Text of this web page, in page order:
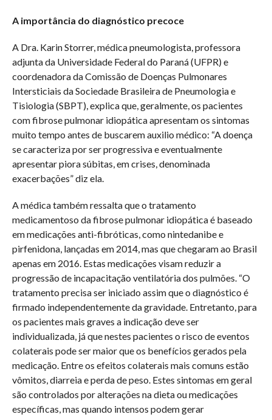
A importância do diagnóstico precoce
A Dra. Karin Storrer, médica pneumologista, professora
adjunta da Universidade Federal do Paraná (UFPR) e
coordenadora da Comissão de Doenças Pulmonares
Intersticiais da Sociedade Brasileira de Pneumologia e
Tisiologia (SBPT), explica que, geralmente, os pacientes
com fibrose pulmonar idiopática apresentam os sintomas
muito tempo antes de buscarem auxilio médico: “A doença
se caracteriza por ser progressiva e eventualmente
apresentar piora súbitas, em crises, denominada
exacerbações” diz ela.
A médica também ressalta que o tratamento
medicamentoso da fibrose pulmonar idiopática é baseado
em medicações anti-fibróticas, como nintedanibe e
pirfenidona, lançadas em 2014, mas que chegaram ao Brasil
apenas em 2016. Estas medicações visam reduzir a
progressão de incapacitação ventilatória dos pulmões. “O
tratamento precisa ser iniciado assim que o diagnóstico é
firmado independentemente da gravidade. Entretanto, para
os pacientes mais graves a indicação deve ser
individualizada, já que nestes pacientes o risco de eventos
colaterais pode ser maior que os benefícios gerados pela
medicação. Entre os efeitos colaterais mais comuns estão
vômitos, diarreia e perda de peso. Estes sintomas em geral
são controlados por alterações na dieta ou medicações
específicas, mas quando intensos podem gerar